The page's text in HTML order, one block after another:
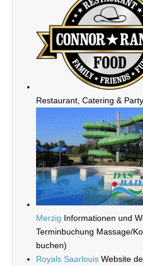
Restaurant, Catering &
Merzig Informationen und
Terminbuchung Massage/
buchen)
Royals Saarlouis Website